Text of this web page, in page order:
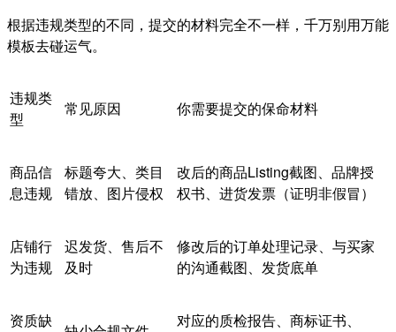
根据违规类型的不同，提交的材料完全不一样，千万别用万能
模板去碰运气。
违规类
型
常见原因 你需要提交的保命材料
商品信
息违规
标题夸大、类目
错放、图片侵权
改后的商品Listing截图、品牌授
权书、进货发票（证明非假冒）
店铺行
为违规
迟发货、售后不
及时
修改后的订单处理记录、与买家
的沟通截图、发货底单
资质缺
对应的质检报告、商标证书、